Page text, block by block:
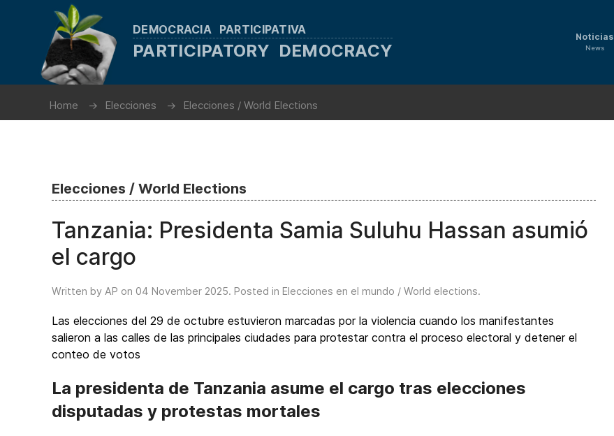
DEMOCRACIA PARTICIPATIVA
PARTICIPATORY DEMOCRACY
Noticias
News
Home Elecciones Elecciones / World Elections
Elecciones / World Elections
Tanzania: Presidenta Samia Suluhu Hassan asumió
el cargo
Written by AP on 04 November 2025. Posted in Elecciones en el mundo / World elections.
Las elecciones del 29 de octubre estuvieron marcadas por la violencia cuando los manifestantes
salieron a las calles de las principales ciudades para protestar contra el proceso electoral y detener el
conteo de votos
La presidenta de Tanzania asume el cargo tras elecciones
disputadas y protestas mortales